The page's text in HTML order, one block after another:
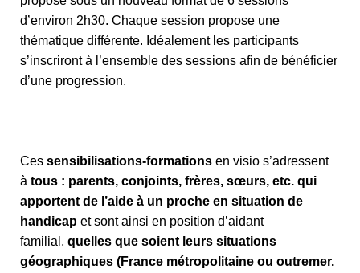
d’environ 2h30. Chaque session propose une
thématique différente. Idéalement les participants
s’inscriront à l’ensemble des sessions afin de bénéficier
d’une progression.
Ces sensibilisations-formations en visio s’adressent
à tous : parents, conjoints, frères, sœurs, etc. qui
apportent de l’aide à un proche en situation de
handicap et sont ainsi en position d’aidant
familial, quelles que soient leurs situations
géographiques (France métropolitaine ou outremer.